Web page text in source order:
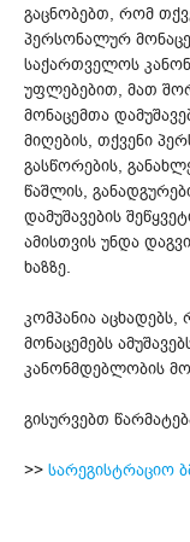
გაცნობებთ, რომ
პერსონალურ
საქართველოს
უფლებებით, მათ
მონაცემთა
მიღების, თქვენი
გასწორების,
წაშლის,
დამუშავების
ამისთვის უნდა
ხაზზე.
კომპანია
მონაცემებს
კანონმდებლობის
გისურვებთ
>> სარეგისტრაციო